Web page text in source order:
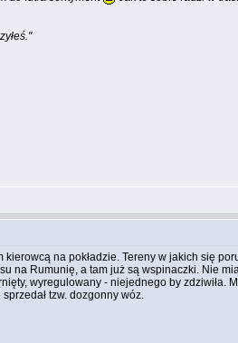
na pokładzie. Tereny w jakich się
na Rumunię, a tam już są wspinaczki. Nie
wyregulowany - niejednego by zdziwiła.
tzw. dozgonny wóz.